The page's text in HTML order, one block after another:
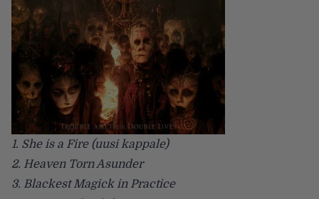
1. She is a Fire (uusi kappale)
2. Heaven Torn Asunder
3. Blackest Magick in Practice